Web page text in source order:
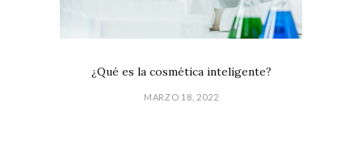
¿Qué es la cosmética inteligente?
MARZO 18, 2022